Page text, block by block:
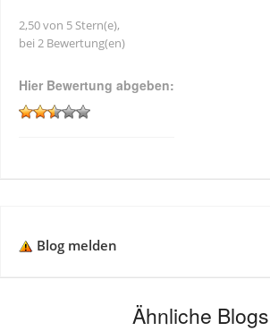
2,50 von 5 Stern(e),
bei 2 Bewertung(en)
Hier Bewertung abgeben:
Blog melden
Ähnliche Blogs